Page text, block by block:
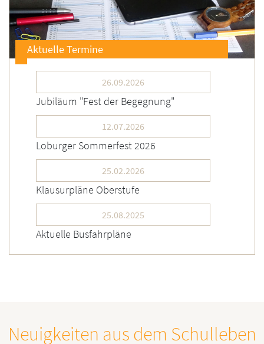
Aktuelle Termine
26.09.2026
Jubiläum "Fest der Begegnung"
12.07.2026
Loburger Sommerfest 2026
25.02.2026
Klausurpläne Oberstufe
25.08.2025
Aktuelle Busfahrpläne
Neuigkeiten aus dem Schulleben